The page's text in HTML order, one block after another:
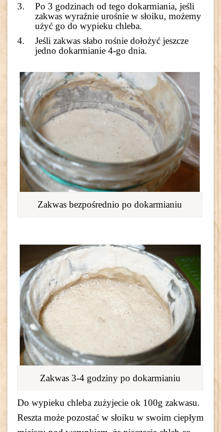
Po 3 godzinach od tego dokarmiania, jeśli
zakwas wyraźnie urośnie w słoiku, możemy
użyć go do wypieku chleba.
Jeśli zakwas słabo rośnie dołożyć jeszcze
jedno dokarmianie 4-go dnia.
Zakwas bezpośrednio po dokarmianiu
Zakwas 3-4 godziny po dokarmianiu
Do wypieku chleba zużyjecie ok 100g zakwasu.
Reszta może pozostać w słoiku w swoim ciepłym